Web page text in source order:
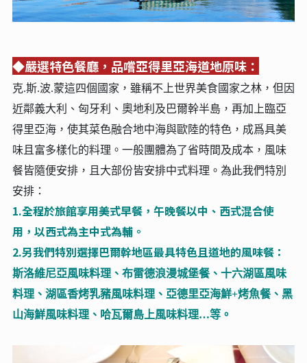
◆嚴選特色餐廳，品嚐亞得里亞海道地原味：
克.斯.波.蒙這四個國家，雖稱不上世界美食國家之林，但因
近鄰義大利、匈牙利、奧地利及巴爾幹半島，再加上臨亞
得里亞海，使其菜色融合地中海與歐陸的特色，成爲具美
味且富多樣化的料理。一般團體為了省時間及成本，風味
餐皆隨便安排，且大部份皆安排中式料理。為此我們特別
安排：
1.全程於旅館享用美式早餐，午晚餐以中、西式混合使
用，以西式為主中式為輔。
2.另我們特別選擇巴爾幹地區最具特色且道地的風味餐：
斯洛維尼亞風味料理、布雷德浪漫城堡餐、十六湖區風味
料理、湖區香烤乳豬風味料理、亞德里亞海鮮+烤魚餐、黑
山海鮮風味料理、哈瓦爾島上風味料理…等。